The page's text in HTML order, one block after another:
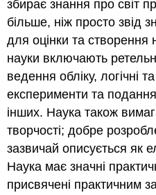
збирає знання про світ
більше, ніж просто звід
для оцінки та
науки включають
ведення обліку, логічні
експерименти та
інших. Наука також
творчості; добре
зазвичай описується як
Наука має значні
присвячені практичним